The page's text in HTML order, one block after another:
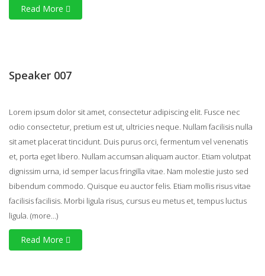
Read More
Speaker 007
Lorem ipsum dolor sit amet, consectetur adipiscing elit. Fusce nec
odio consectetur, pretium est ut, ultricies neque. Nullam facilisis nulla
sit amet placerat tincidunt. Duis purus orci, fermentum vel venenatis
et, porta eget libero. Nullam accumsan aliquam auctor. Etiam volutpat
dignissim urna, id semper lacus fringilla vitae. Nam molestie justo sed
bibendum commodo. Quisque eu auctor felis. Etiam mollis risus vitae
facilisis facilisis. Morbi ligula risus, cursus eu metus et, tempus luctus
ligula. (more…)
Read More